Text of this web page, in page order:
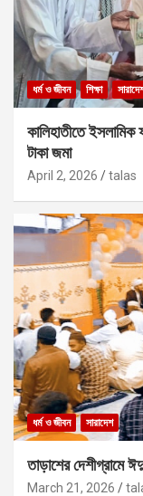
ধর্ম ও জীবন শিক্ষা
কালিহাতীতে ইসলামিক
টাকা জমা
April 2, 2026 talas
ধর্ম ও জীবন সারাদেশ
তাড়াশের দেশীগ্রামে
March 21, 2026